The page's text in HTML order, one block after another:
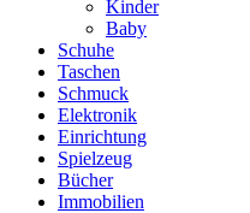
Kinder
Baby
Schuhe
Taschen
Schmuck
Elektronik
Einrichtung
Spielzeug
Bücher
Immobilien